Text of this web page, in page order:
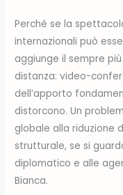
Perché se la
internazionali può
aggiunge il sempre
distanza: video-
dell’apporto
distorcono. Un
globale alla riduzione
strutturale, se si
diplomatico e alle
Bianca.